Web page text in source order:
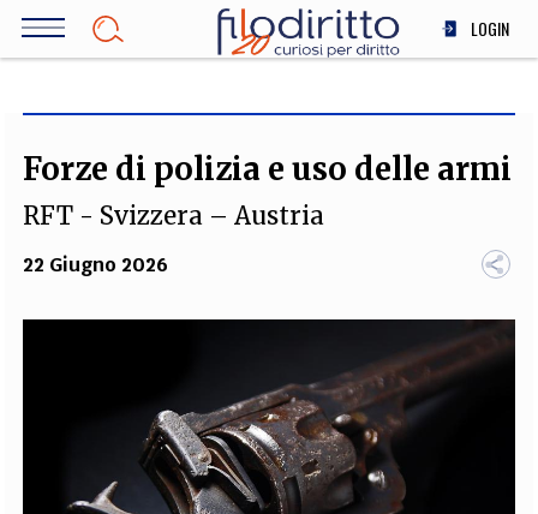
Salta
LOGIN
SOCIETÀ
SCIENZA
TEAM
REDAZIONE COMITATO SCIENTIFICO AUTORI
FOTOGRAFI PARTNER COLLABORA CON NOI
Forze di polizia e uso delle armi
RFT - Svizzera – Austria
22 Giugno 2026